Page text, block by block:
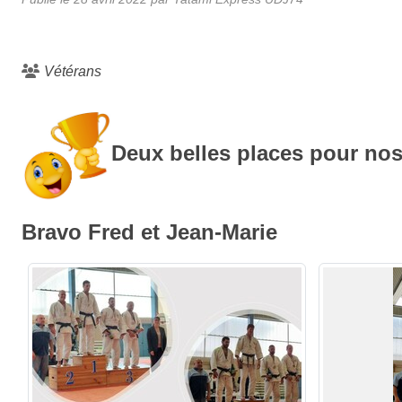
Vétérans
Deux belles places pour
Bravo Fred et Jean-Marie